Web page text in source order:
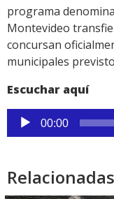
programa
Montevideo
concursan
municipales
Escuchar aquí
Reproductor
de
00:00
Relacionadas